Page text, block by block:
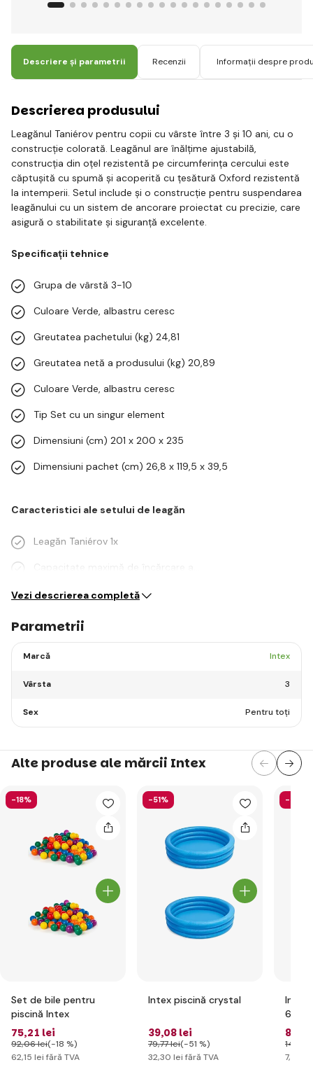
Descriere și parametrii Recenzii Informații despre
Descrierea produsului
Leagănul Taniérov pentru copii cu vârste între 3 și 10 ani, cu o
construcție colorată. Leagănul are înălțime ajustabilă,
construcția din oțel rezistentă pe circumferința cercului este
căptușită cu spumă și acoperită cu țesătură Oxford rezistentă
la intemperii. Setul include și o construcție pentru suspendarea
leagănului cu un sistem de ancorare proiectat cu precizie, care
asigură o stabilitate și siguranță excelente.
Specificații tehnice
Grupa de vârstă 3-10
Culoare Verde, albastru ceresc
Greutatea pachetului (kg) 24,81
Greutatea netă a produsului (kg) 20,89
Culoare Verde, albastru ceresc
Tip Set cu un singur element
Dimensiuni (cm) 201 x 200 x 235
Dimensiuni pachet (cm) 26,8 x 119,5 x 39,5
Caracteristici ale setului de leagăn
Leagăn Taniérov 1x
Capacitate maximă de încărcare a…
Vezi descrierea completă
Parametrii
Marcă Intex
Vârsta 3
Sex Pentru toți
Alte produse ale mărcii Intex
-18%
Set de bile pentru
piscină Intex
75,21 lei
92,06 lei(-18 %)
62,15 lei fără TVA
-51%
Intex piscină crystal
39,08 lei
79,77 lei(-51 %)
32,30 lei fără TVA
-40%
Intex
61cm
8
14
7,42 lei